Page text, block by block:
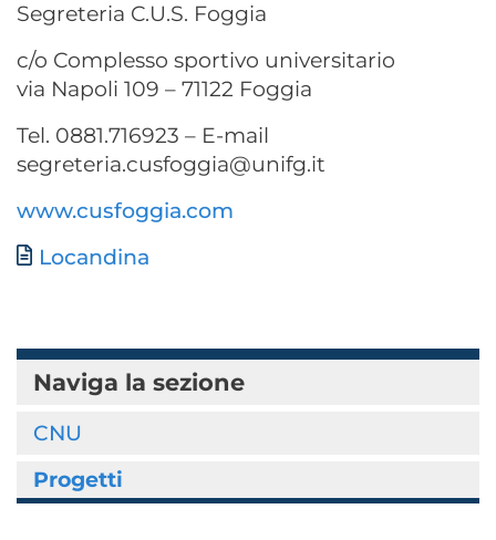
Segreteria C.U.S. Foggia
c/o Complesso sportivo universitario
via Napoli 109 – 71122 Foggia
Tel. 0881.716923 – E-mail
segreteria.cusfoggia@unifg.it
www.cusfoggia.com
Documento
Locandina
Naviga la sezione
CNU
Progetti